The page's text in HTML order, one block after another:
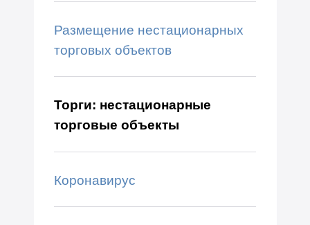
Размещение нестационарных
торговых объектов
Торги: нестационарные
торговые объекты
Коронавирус